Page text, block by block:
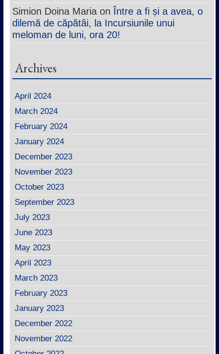
Simion Doina MariaonÎntre a fi și a avea, o
dilemă de căpătâi, la Incursiunile unui
meloman de luni, ora 20!
Archives
April 2024
March 2024
February 2024
January 2024
December 2023
November 2023
October 2023
September 2023
July 2023
June 2023
May 2023
April 2023
March 2023
February 2023
January 2023
December 2022
November 2022